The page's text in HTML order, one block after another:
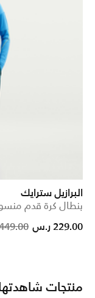
البرازيل سترايك
بنطال كرة قدم
from
449.00 229.00 ر.س
منتجات